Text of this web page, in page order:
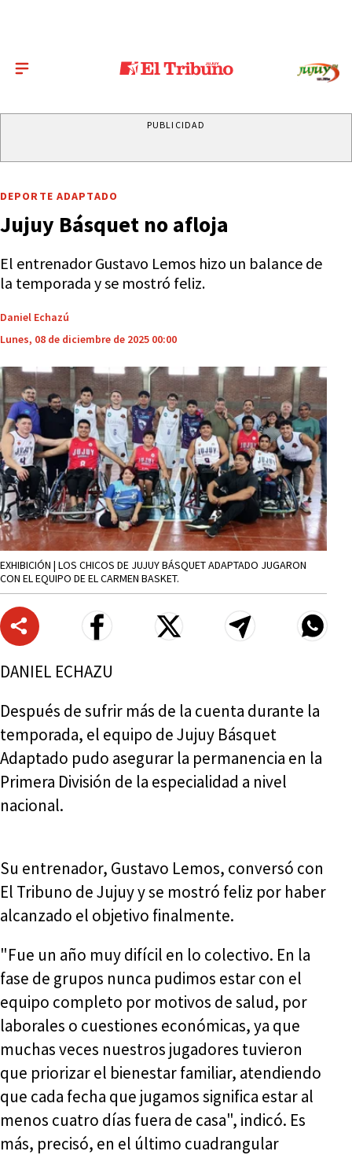
PUBLICIDAD
DEPORTE ADAPTADO
Jujuy Básquet no afloja
El entrenador Gustavo Lemos hizo un balance de
la temporada y se mostró feliz.
Daniel Echazú
Lunes, 08 de diciembre de 2025 00:00
EXHIBICIÓN | LOS CHICOS DE JUJUY BÁSQUET ADAPTADO JUGARON
CON EL EQUIPO DE EL CARMEN BASKET.
DANIEL ECHAZU
Después de sufrir más de la cuenta durante la
temporada, el equipo de Jujuy Básquet
Adaptado pudo asegurar la permanencia en la
Primera División de la especialidad a nivel
nacional.
Su entrenador, Gustavo Lemos, conversó con
El Tribuno de Jujuy y se mostró feliz por haber
alcanzado el objetivo finalmente.
"Fue un año muy difícil en lo colectivo. En la
fase de grupos nunca pudimos estar con el
equipo completo por motivos de salud, por
laborales o cuestiones económicas, ya que
muchas veces nuestros jugadores tuvieron
que priorizar el bienestar familiar, atendiendo
que cada fecha que jugamos significa estar al
menos cuatro días fuera de casa", indicó. Es
más, precisó, en el último cuadrangular